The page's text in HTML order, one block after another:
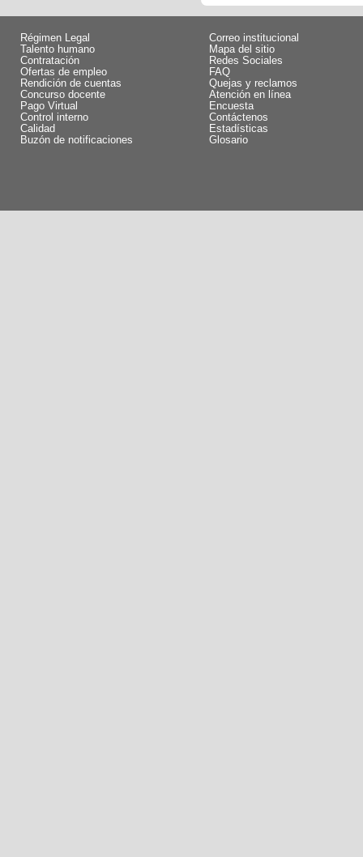
Régimen Legal
Talento humano
Contratación
Ofertas de empleo
Rendición de cuentas
Concurso docente
Pago Virtual
Control interno
Calidad
Buzón de notificaciones
Correo institucional
Mapa del sitio
Redes Sociales
FAQ
Quejas y reclamos
Atención en línea
Encuesta
Contáctenos
Estadísticas
Glosario